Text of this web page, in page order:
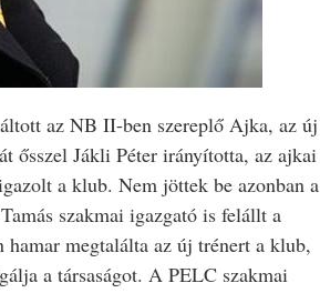
az NB II-ben szereplő Ajka, az új
ősszel Jákli Péter irányította, az ajkai
a klub. Nem jöttek be azonban a
szakmai igazgató is felállt a
megtalálta az új trénert a klub,
a társaságot. A PELC szakmai